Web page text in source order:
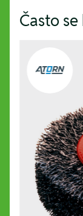
Často